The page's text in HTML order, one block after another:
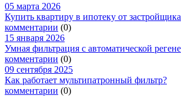
05 марта 2026
Купить квартиру в ипотеку от застройщика
комментарии (0)
15 января 2026
Умная фильтрация с автоматической
комментарии (0)
09 сентября 2025
Как работает мультипатронный фильтр?
комментарии (0)